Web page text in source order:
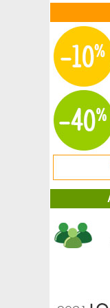
Eucalyptus
Eucalyptus
Eucalyptus
Euphorbe de
Euphorbe
Euphorbe
Exochorde
Exochorde 'The
Faux
Faux-
Fétuque bleue
Févier à 3
Ficus
Ficus 'Golden
Figuier 'Brown
Figuier 'De